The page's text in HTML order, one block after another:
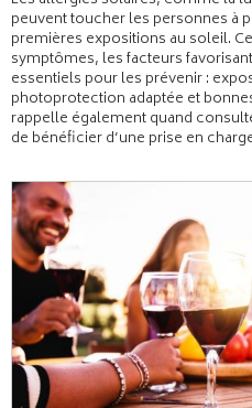
peuvent toucher les personnes à
premières expositions au soleil.
symptômes, les facteurs
essentiels pour les prévenir :
photoprotection adaptée et
rappelle également quand
de bénéficier d’une prise en